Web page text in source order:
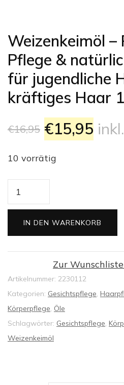
Weizenkeimöl –
Pflege &
für jugendliche
kräftiges Haar
€16,95
Preis
war:
€15,95
10 vorrätig
Weizenkeimöl
–
natürlicher
Schutz
für
jugendliche
Haut
und
IN DEN WARENKORB
Zur
Artikelnummer: 2230112
Kategorien: Gesichtspflege,
Körperpflege, Öle
Schlagwörter: Gesichtspflege,
Weizenkeimöl